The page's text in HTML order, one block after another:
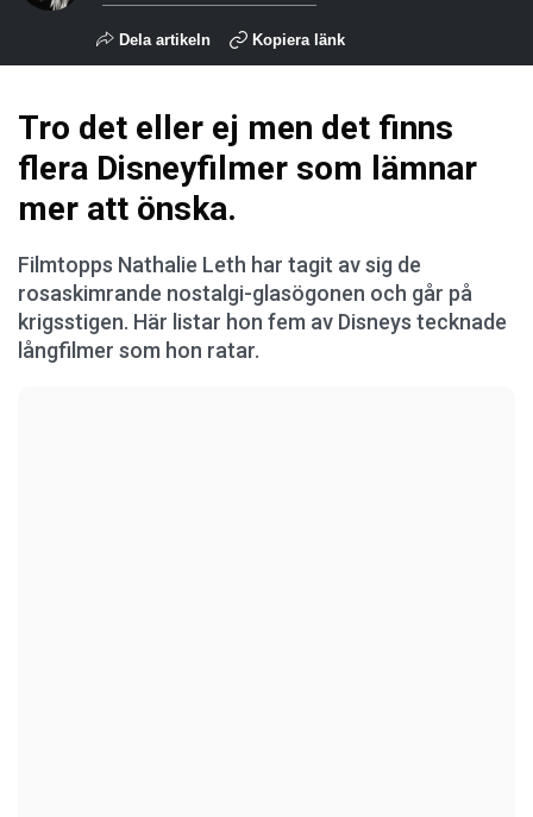
Dela artikeln Kopiera länk
Tro det eller ej men det finns
flera Disneyfilmer som lämnar
mer att önska.
Filmtopps Nathalie Leth har tagit av sig de
rosaskimrande nostalgi-glasögonen och går på
krigsstigen. Här listar hon fem av Disneys tecknade
långfilmer som hon ratar.